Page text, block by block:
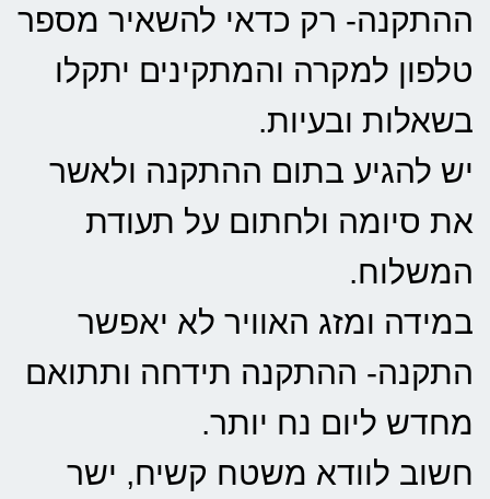
ההתקנה- רק כדאי להשאיר מספר
טלפון למקרה והמתקינים יתקלו
בשאלות ובעיות.
יש להגיע בתום ההתקנה ולאשר
את סיומה ולחתום על תעודת
המשלוח.
במידה ומזג האוויר לא יאפשר
התקנה- ההתקנה תידחה ותתואם
מחדש ליום נח יותר.
חשוב לוודא משטח קשיח, ישר